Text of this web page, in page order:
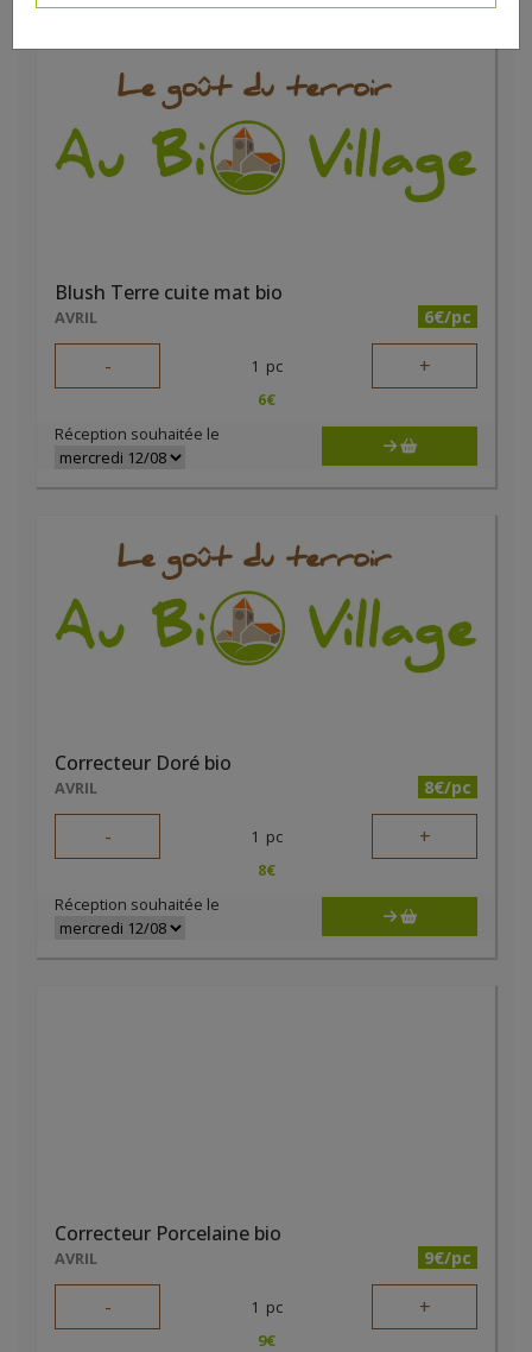
Blush Terre cuite mat bio
AVRIL 6€/pc
- 1 pc +
6€
Réception souhaitée le
Correcteur Doré bio
AVRIL 8€/pc
- 1 pc +
8€
Réception souhaitée le
Correcteur Porcelaine bio
AVRIL 9€/pc
- 1 pc +
9€